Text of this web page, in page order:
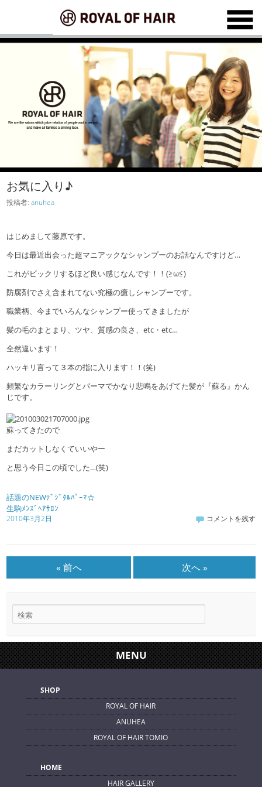
お気に入り♪
投稿者:anuhea
はじめまして藤原です。
今日は最近出会った超マニアックなシャンプーのお話なんですけど…
これがビックリするほど良い感じなんです！！(≧ω≦)
防腐剤でさえ含まれてない究極の癒しシャンプーです。
職業柄、今までいろんなシャンプー使ってきましたが
髪の毛のまとまり、ツヤ、質感の良さ、etc・etc…
全然違います！
ハッキリ言って３本の指に入ります！！(笑)
頻繁なカラーリングとパーマでかなり悲鳴をあげてた髪が『蘇る』かん
じです。
蘇ってきたので
まだカットしなくていいやー
と思う今日この頃でした…(笑)
話題のNEWﾃﾞｼﾞﾀﾙﾊﾟｰﾏ☆
生駒ﾒﾝｽﾞﾍｱｻﾛﾝ
2010年3月2日 コメントを残す
« 前へ 次へ »
MENU
SHOP
ROYAL OF HAIR
ANUHEA
ROYAL OF HAIR TOMIO
HOME
HAIR GALLERY